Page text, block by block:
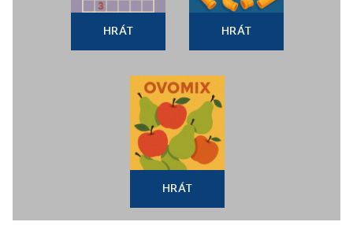
HRÁT HRÁT
HRÁT